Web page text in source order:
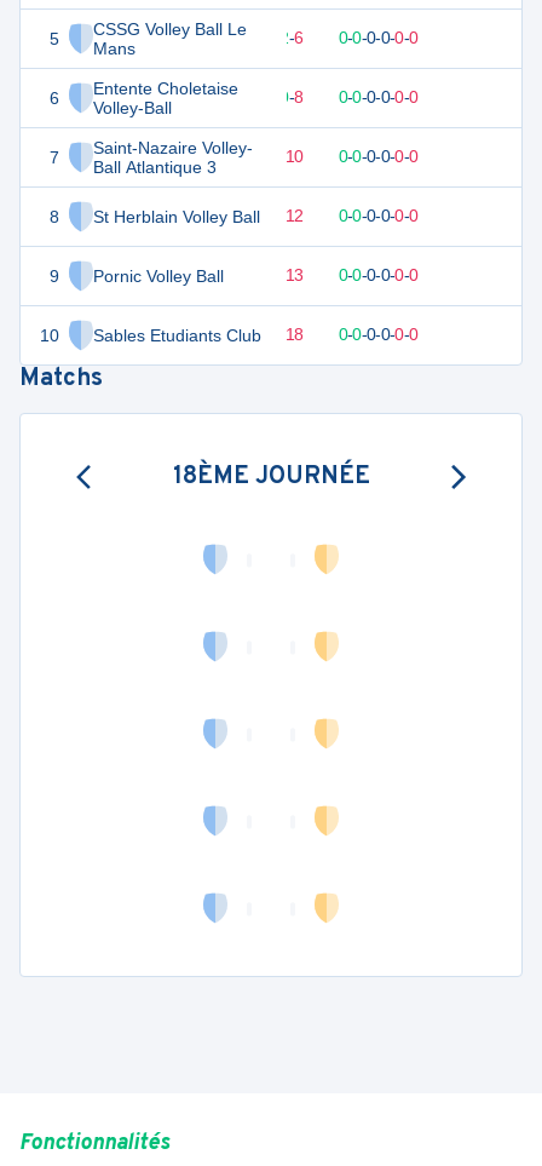
5
CSSG Volley Ball Le
Mans
6
Entente Choletaise
Volley-Ball
7
Saint-Nazaire Volley-
Ball Atlantique 3
8 St Herblain Volley Ball
9 Pornic Volley Ball
10 Sables Etudiants Club
32 18 12-6 0-0-0-0-0-0
28 18 10-8 0-0-0-0-0-0
24 18 10 0-0-0-0-0-0
21 18 12 0-0-0-0-0-0
18 13 0-0-0-0-0-0
1 18 18 0-0-0-0-0-0
Matchs
18ÈME JOURNÉE
Fonctionnalités